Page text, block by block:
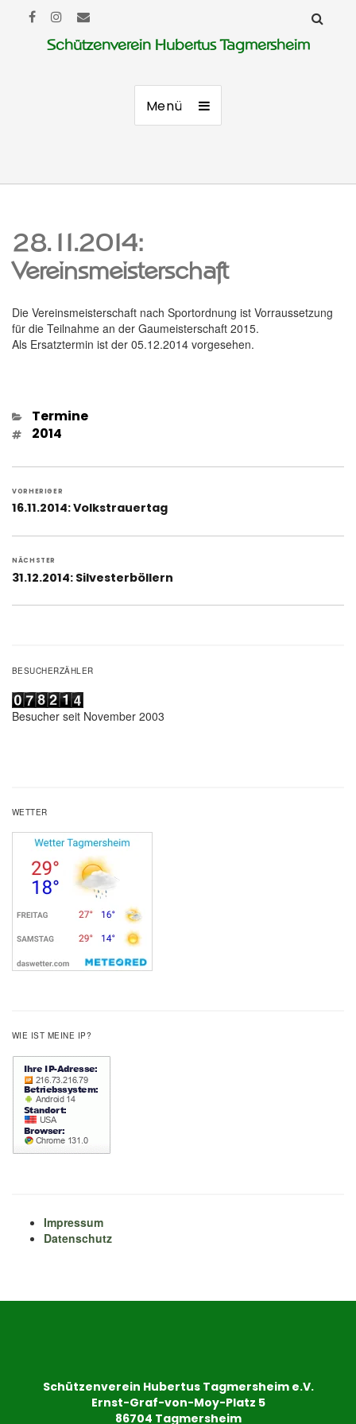
Schützenverein Hubertus Tagmersheim
Menü
28.11.2014:
Vereinsmeisterschaft
Die Vereinsmeisterschaft nach Sportordnung ist Vorraussetzung
für die Teilnahme an der Gaumeisterschaft 2015.
Als Ersatztermin ist der 05.12.2014 vorgesehen.
Kategorien
Termine
Schlagwörter
2014
Beitragsnavigation
VORHERIGER
Vorheriger
16.11.2014: Volkstrauertag
NÄCHSTER
Nächster
31.12.2014: Silvesterböllern
BESUCHERZÄHLER
Besucher seit November 2003
WETTER
WIE IST MEINE IP?
Impressum
Datenschutz
Schützenverein Hubertus Tagmersheim e.V.
Ernst-Graf-von-Moy-Platz 5
86704 Tagmersheim